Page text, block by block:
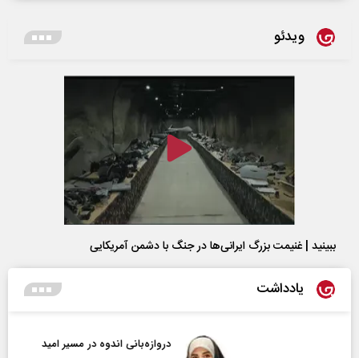
ویدئو
ببینید | غنیمت بزرگ ایرانی‌ها در جنگ با دشمن آمریکایی
یادداشت
دروازه‌بانی اندوه در مسیر امید